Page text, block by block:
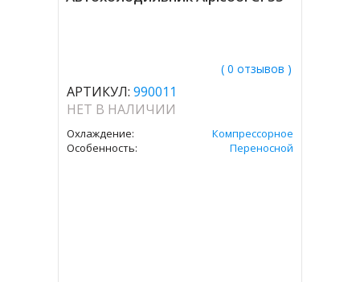
( 0 отзывов )
АРТИКУЛ: 990011
НЕТ В НАЛИЧИИ
Охлаждение:
Компрессорное
Особенность:
Переносной